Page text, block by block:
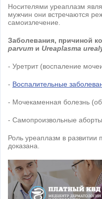
Носителями уреаплазм
мужчин они встречаются
самоизлечение.
Заболевания, причиной
parvum и Ureaplasma
- Уретрит (воспаление
- Воспалительные
- Мочекаменная болезнь
- Самопроизвольные
Роль уреаплазм в развитии
доказана.